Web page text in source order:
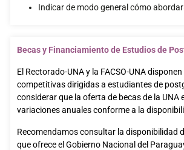
Indicar de modo general cómo
Becas y Financiamiento de Estudios de
El Rectorado-UNA y la FACSO-UNA
competitivas dirigidas a estudiantes de
considerar que la oferta de becas de la UNA
variaciones anuales conforme a la
Recomendamos consultar la disponibilidad
que ofrece el Gobierno Nacional del